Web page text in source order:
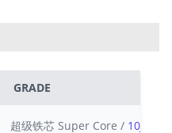
GRADE
超级铁芯 Super Core /